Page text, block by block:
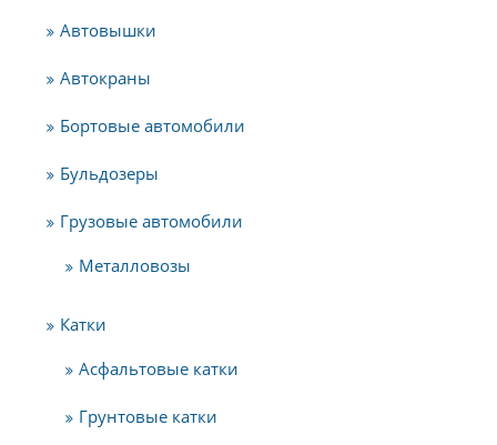
Автовышки
Автокраны
Бортовые автомобили
Бульдозеры
Грузовые автомобили
Металловозы
Катки
Асфальтовые катки
Грунтовые катки